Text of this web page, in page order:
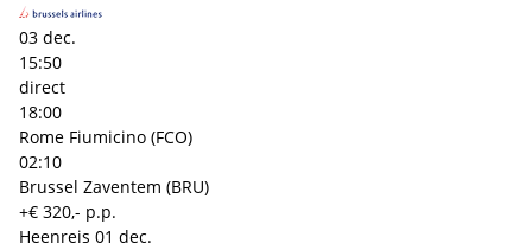
03 dec.
15:50
direct
18:00
Rome Fiumicino (FCO)
02:10
Brussel Zaventem (BRU)
+€ 320,- p.p.
Heenreis 01 dec.